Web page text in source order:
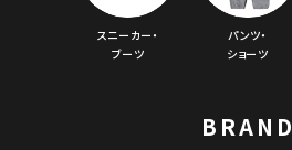
スニーカー・
ブーツ
パンツ・
ショーツ
BRAND